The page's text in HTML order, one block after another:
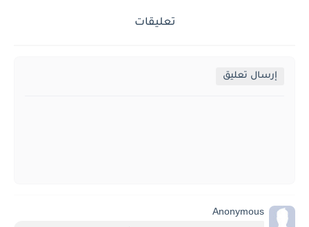
تعليقات
إرسال تعليق
Anonymous